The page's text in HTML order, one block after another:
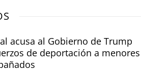
acusa al Gobierno de Trump
de deportación a menores